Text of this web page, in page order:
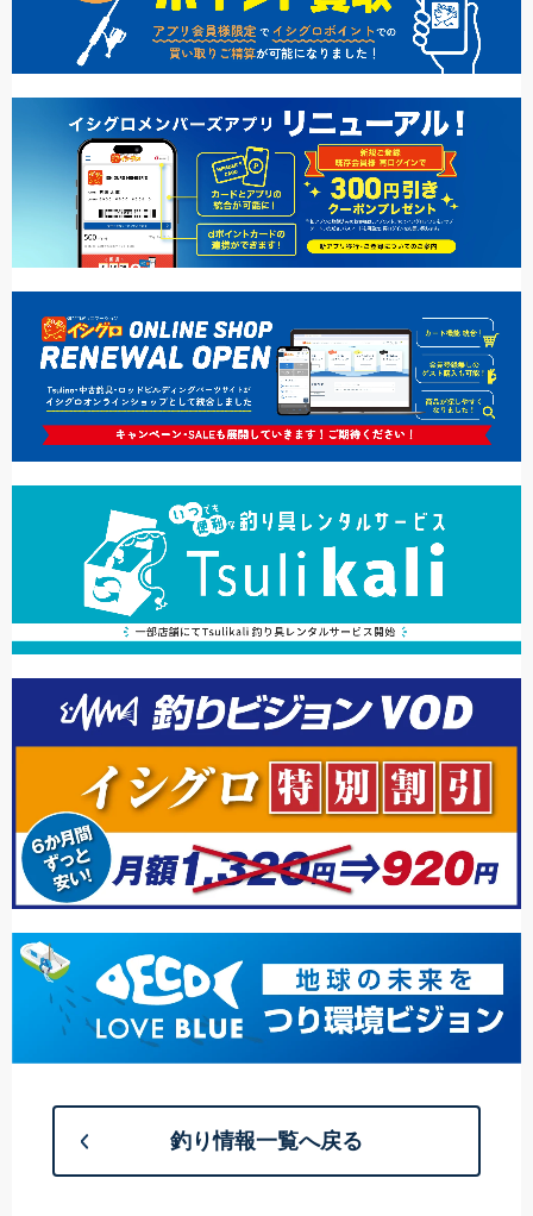
釣り情報一覧へ戻る